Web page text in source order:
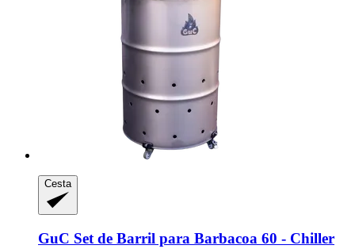
Cesta
GuC Set de Barril para Barbacoa 60 -​ Chiller